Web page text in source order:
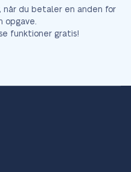
du betaler en anden for
opgave.
funktioner gratis!